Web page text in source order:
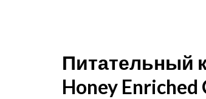
Питательный
Honey Enriched